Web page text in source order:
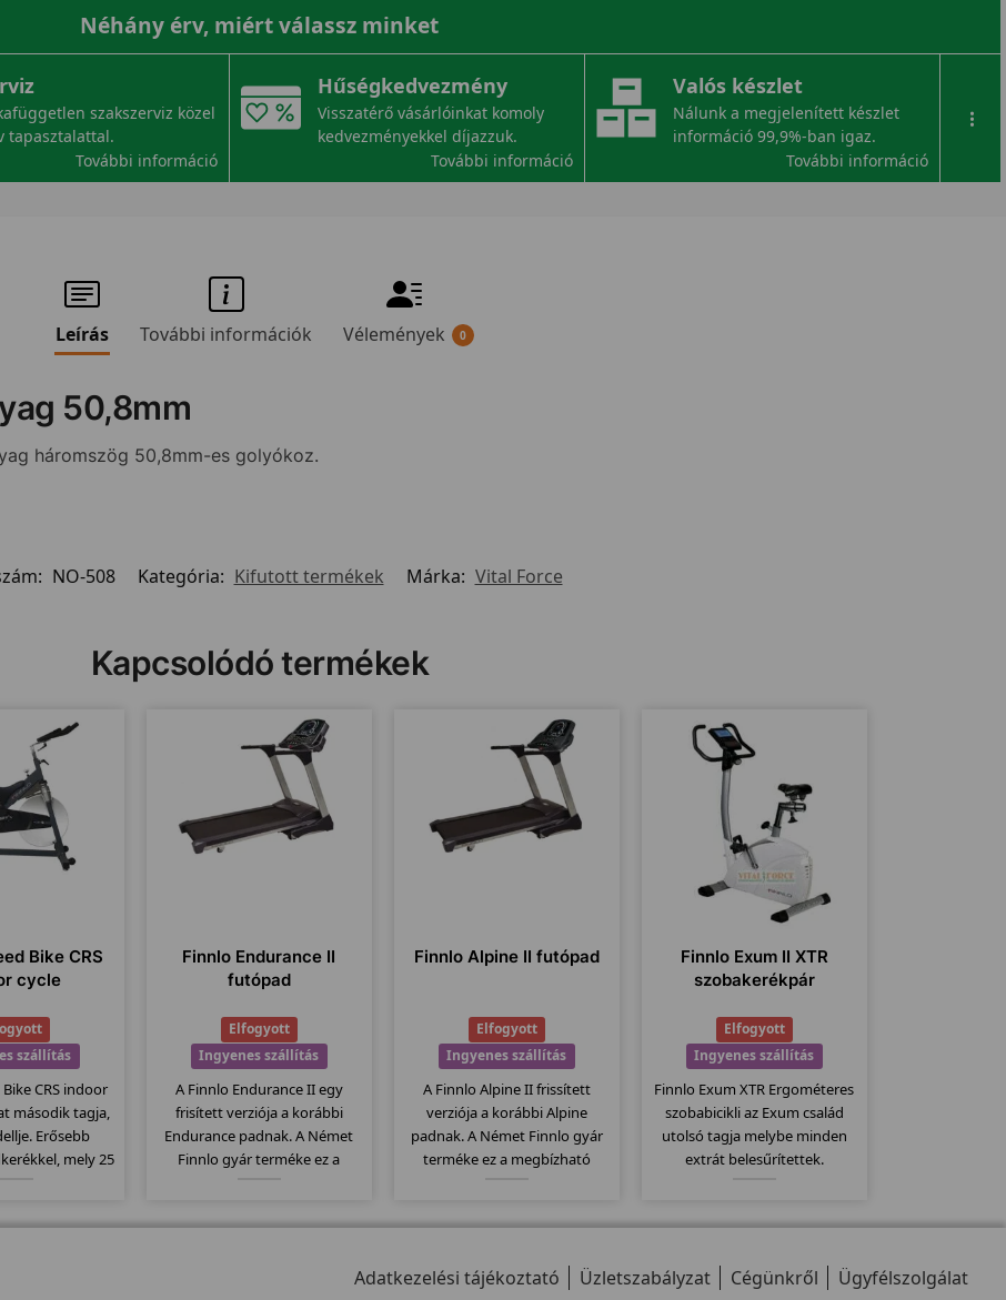
Néhány érv, miért válassz minket
szakszerviz közel
tapasztalattal.
További információ
Hűségkedvezmény
Visszatérő vásárlóinkat komoly
kedvezményekkel díjazzuk.
További információ
Valós készlet
Nálunk a megjelenített készlet
információ 99,9%-ban igaz.
További információ
...
Leírás További információk Vélemények 0
50,8mm
háromszög 50,8mm-es golyókoz.
NO-508 Kategória: Kifutott termékek Márka: Vital Force
Kapcsolódó termékek
Bike CRS
cycle
szállítás
CRS indoor
második tagja,
Erősebb
mely 25
kompatibilis a
Finnlo Endurance II
futópad
Elfogyott
Ingyenes szállítás
A Finnlo Endurance II egy
frisített verziója a korábbi
Endurance padnak. A Német
Finnlo gyár terméke ez a
es futófelület, szállítógörgők, 26
Finnlo Alpine II futópad
Elfogyott
Ingyenes szállítás
A Finnlo Alpine II frissített
verziója a korábbi Alpine
padnak. A Német Finnlo gyár
terméke ez a megbízható
futófelület, szállítógörgők, 23
modellt.
Finnlo Exum II XTR
szobakerékpár
Elfogyott
Ingyenes szállítás
Finnlo Exum XTR Ergométeres
szobabicikli az Exum család
utolsó tagja melybe minden
extrát belesűrítettek.
már jól megszokott német
a bicikliknél...
Adatkezelési tájékoztató Üzletszabályzat Cégünkről Ügyfélszolgálat